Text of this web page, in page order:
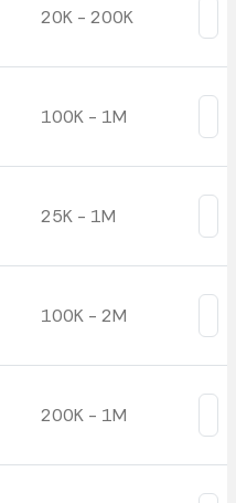
20K - 200K
100K - 1M
25K - 1M
100K - 2M
200K - 1M